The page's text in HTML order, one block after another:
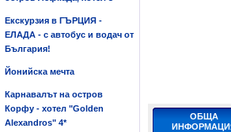
Екскурзия в ГЪРЦИЯ -
ЕЛАДА - с автобус и водач от
България!
Йонийска мечта
Карнавалът на остров
Корфу - хотел "Golden
Alexandros" 4*
ОБЩА